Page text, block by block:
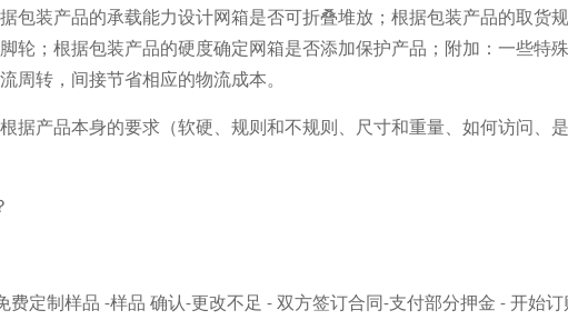
包装产品的承载能力设计网箱是否可折叠堆放；根据包装产品的取货
；根据包装产品的硬度确定网箱是否添加保护产品；附加：一些特殊
周转，间接节省相应的物流成本。
据产品本身的要求（软硬、规则和不规则、尺寸和重量、如何访问
费定制样品 -样品 确认-更改不足 - 双方签订合同-支付部分押金 - 开始订